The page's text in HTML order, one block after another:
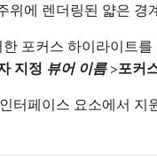
위에 렌더링된 얇은 경
한 포커스 하이라이트
지정 뷰어 이름>포커
터페이스 요소에서 지